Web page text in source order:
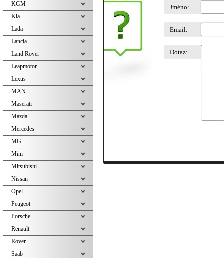
Jméno:
Email:
Dotaz:
KGM
Kia
Lada
Lancia
Land Rover
Leapmotor
Lexus
MAN
Maserati
Mazda
Mercedes
MG
Mini
Mitsubishi
Nissan
Opel
Peugeot
Porsche
Renault
Rover
Saab